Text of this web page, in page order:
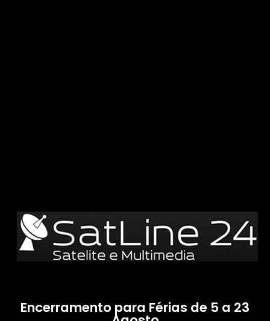
Encerramento para Férias de 5 a 23